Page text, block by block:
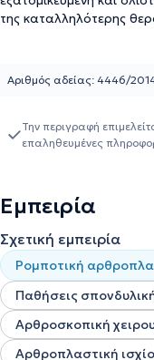
της καταλληλότερης
Αριθμός αδείας: 4446/
Την περιγραφή
επαληθευμένες
Εμπειρία
Σχετική εμπειρία
Ρομποτική
Παθήσεις
Αρθροσκοπική
Αρθροπλαστική